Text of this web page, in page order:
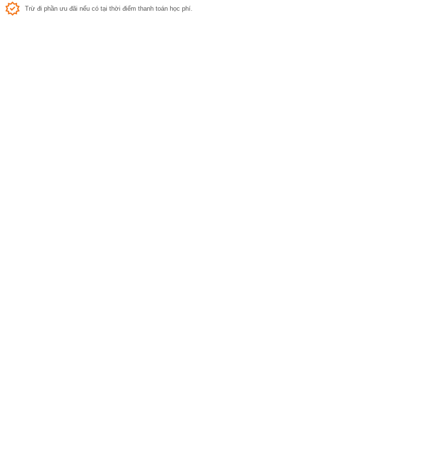
Trừ đi phần ưu đãi nếu có tại thời điểm thanh toán học phí.